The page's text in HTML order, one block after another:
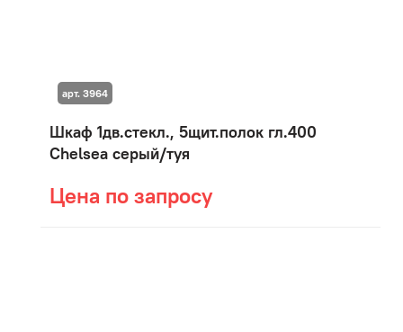
Шкаф 1дв.стекл., 5щит.полок гл.400
Chelsea серый/туя
Цена по запросу
арт. 3964